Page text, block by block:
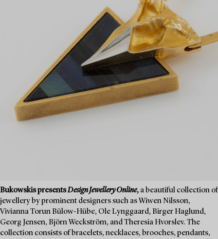
Bukowskis presentsDesign Jewellery Online, a beautiful collection of
jewellery by prominent designers such as Wiwen Nilsson,
Vivianna Torun Bülow-Hübe, Ole Lynggaard, Birger Haglund,
Georg Jensen, Björn Weckström, and Theresia Hvorslev. The
collection consists of bracelets, necklaces, brooches, pendants,